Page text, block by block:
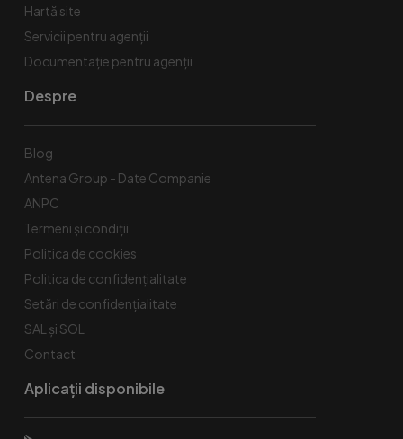
Hartă site
Servicii pentru agenții
Documentație pentru agenții
Despre
Blog
Antena Group - Date Companie
ANPC
Termeni și condiții
Politica de cookies
Politica de confidențialitate
Setări de confidențialitate
SAL și SOL
Contact
Aplicații disponibile